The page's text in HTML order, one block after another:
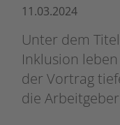
11.03.2024
Unter dem
Inklusion
der Vortrag
die